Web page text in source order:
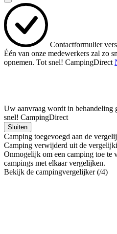
Contactformulier
Één van onze medewerkers zal zo
opnemen. Tot snel! CampingDirect
Uw aanvraag wordt in behandeling
snel! CampingDirect
Sluiten
Camping toegevoegd aan de
Camping verwijderd uit de
Onmogelijk om een camping toe te
campings met elkaar vergelijken.
Bekijk de campingvergelijker (/4)